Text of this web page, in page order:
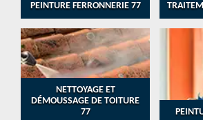
PEINTURE FERRONNERIE 77
NETTOYAGE ET
DÉMOUSSAGE DE TOITURE
77